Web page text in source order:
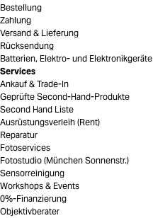
Bestellung
Zahlung
Versand & Lieferung
Rücksendung
Batterien, Elektro- und Elektronikgeräte
Services
Ankauf & Trade-In
Geprüfte Second-Hand-Produkte
Second Hand Liste
Ausrüstungsverleih (Rent)
Reparatur
Fotoservices
Fotostudio (München Sonnenstr.)
Sensorreinigung
Workshops & Events
0%-Finanzierung
Objektivberater